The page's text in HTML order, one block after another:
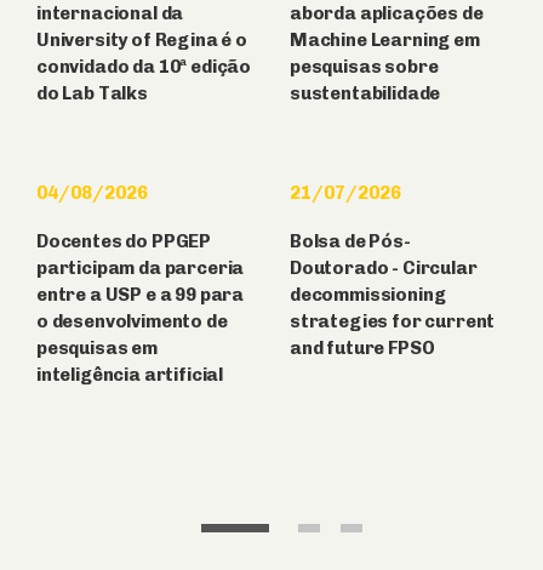
internacional da
University of Regina é o
convidado da 10ª edição
do Lab Talks
04/08/2026
Docentes do PPGEP
participam da parceria
entre a USP e a 99 para
o desenvolvimento de
pesquisas em
inteligência artificial
aborda aplicações de
Machine Learning em
pesquisas sobre
sustentabilidade
21/07/2026
Bolsa de Pós-
Doutorado - Circular
decommissioning
strategies for current
and future FPSO
1 2 3